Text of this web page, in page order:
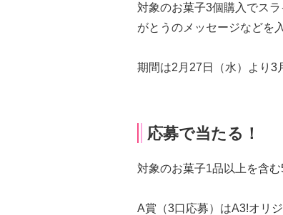
対象のお菓子3個購入でス
がとうのメッセージなどを
期間は2月27日（水）より3
応募で当たる！
対象のお菓子1品以上を含
A賞（3口応募）はA3!オリ